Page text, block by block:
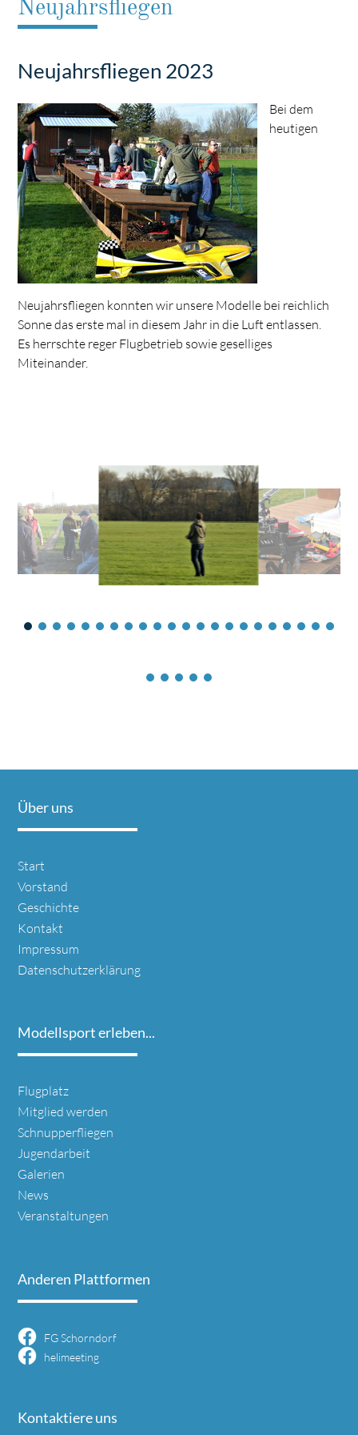
Neujahrsfliegen
Neujahrsfliegen 2023
Bei dem
heutigen
Neujahrsfliegen konnten wir unsere Modelle bei reichlich
Sonne das erste mal in diesem Jahr in die Luft entlassen.
Es herrschte reger Flugbetrieb sowie geselliges
Miteinander.
Über uns
Navigation
überspringen
Start
Vorstand
Geschichte
Kontakt
Impressum
Datenschutzerklärung
Modellsport erleben...
Navigation
überspringen
Flugplatz
Mitglied werden
Schnupperfliegen
Jugendarbeit
Galerien
News
Veranstaltungen
Anderen Plattformen
FG Schorndorf
helimeeting
Kontaktiere uns